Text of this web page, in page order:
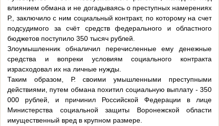
влиянием обмана и не догадываясь о преступных намерениях
Р., заключило с ним социальный контракт, по которому на счет
подсудимого за счёт средств федерального и областного
бюджетов поступило 350 тысяч рублей.
Злоумышленник обналичил перечисленные ему денежные
средства и вопреки условиям социального контракта
израсходовал их на личные нужды.
Таким образом, Р. своими умышленными преступными
действиями, путем обмана похитил социальную выплату - 350
000 рублей, и причинил Российской Федерации в лице
Министерства социальной защиты Воронежской области
имущественный вред в крупном размере.